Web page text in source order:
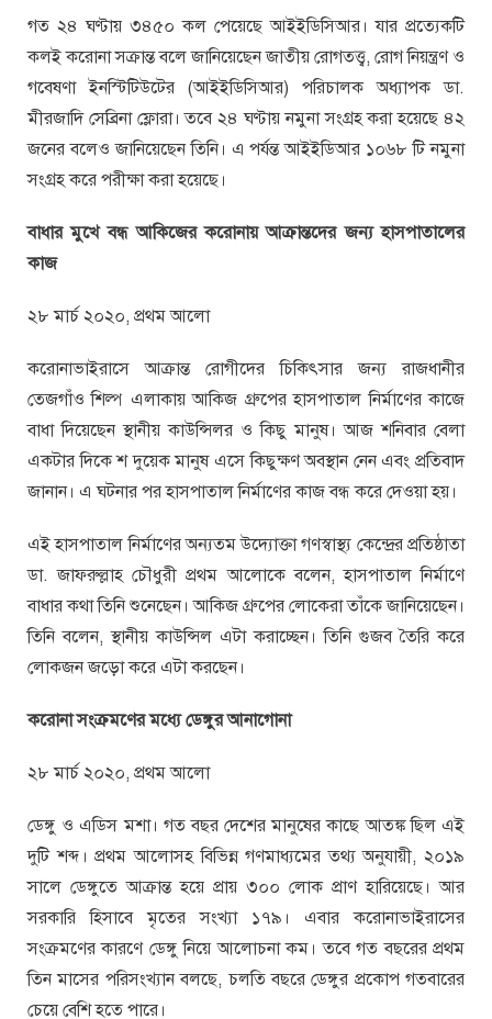
গত ২৪ ঘণ্টায় ৩৪৫০ কল পেয়েছে আইইডিসিআর। যার প্রত্যেকটি
কলই করোনা সক্রান্ত বলে জানিয়েছেন জাতীয় রোগতত্ত্ব, রোগ নিয়ন্ত্রণ ও
গবেষণা ইনস্টিটিউটের (আইইডিসিআর) পরিচালক অধ্যাপক ডা.
মীরজাদি সেব্রিনা ফ্লোরা। তবে ২৪ ঘণ্টায় নমুনা সংগ্রহ করা হয়েছে ৪২
জনের বলেও জানিয়েছেন তিনি। এ পর্যন্ত আইইডিআর ১০৬৮ টি নমুনা
সংগ্রহ করে পরীক্ষা করা হয়েছে।
বাধার মুখে বন্ধ আকিজের করোনায় আক্রান্তদের জন্য হাসপাতালের
কাজ
২৮ মার্চ ২০২০, প্রথম আলো
করোনাভাইরাসে আক্রান্ত রোগীদের চিকিৎসার জন্য রাজধানীর
তেজগাঁও শিল্প এলাকায় আকিজ গ্রুপের হাসপাতাল নির্মাণের কাজে
বাধা দিয়েছেন স্থানীয় কাউন্সিলর ও কিছু মানুষ। আজ শনিবার বেলা
একটার দিকে শ দুয়েক মানুষ এসে কিছুক্ষণ অবস্থান নেন এবং প্রতিবাদ
জানান। এ ঘটনার পর হাসপাতাল নির্মাণের কাজ বন্ধ করে দেওয়া হয়।
এই হাসপাতাল নির্মাণের অন্যতম উদ্যোক্তা গণস্বাস্থ্য কেন্দ্রের প্রতিষ্ঠাতা
ডা. জাফরুল্লাহ চৌধুরী প্রথম আলোকে বলেন, হাসপাতাল নির্মাণে
বাধার কথা তিনি শুনেছেন। আকিজ গ্রুপের লোকেরা তাঁকে জানিয়েছেন।
তিনি বলেন, স্থানীয় কাউন্সিল এটা করাচ্ছেন। তিনি গুজব তৈরি করে
লোকজন জড়ো করে এটা করছেন।
করোনা সংক্রমণের মধ্যে ডেঙ্গুর আনাগোনা
২৮ মার্চ ২০২০, প্রথম আলো
ডেঙ্গু ও এডিস মশা। গত বছর দেশের মানুষের কাছে আতঙ্ক ছিল এই
দুটি শব্দ। প্রথম আলোসহ বিভিন্ন গণমাধ্যমের তথ্য অনুযায়ী, ২০১৯
সালে ডেঙ্গুতে আক্রান্ত হয়ে প্রায় ৩০০ লোক প্রাণ হারিয়েছে। আর
সরকারি হিসাবে মৃতের সংখ্যা ১৭৯। এবার করোনাভাইরাসের
সংক্রমণের কারণে ডেঙ্গু নিয়ে আলোচনা কম। তবে গত বছরের প্রথম
তিন মাসের পরিসংখ্যান বলছে, চলতি বছরে ডেঙ্গুর প্রকোপ গতবারের
চেয়ে বেশি হতে পারে।